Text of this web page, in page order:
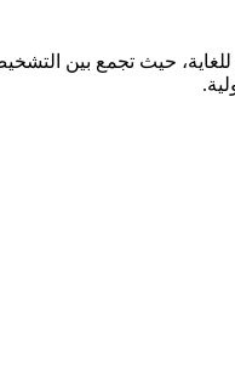
للغاية، حيث تجمع بين